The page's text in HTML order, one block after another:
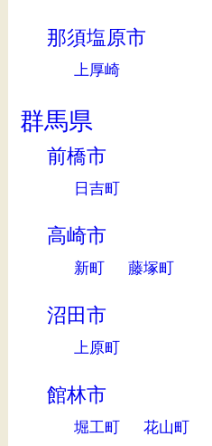
那須塩原市
上厚崎
群馬県
前橋市
日吉町
高崎市
新町 藤塚町
沼田市
上原町
館林市
堀工町 花山町